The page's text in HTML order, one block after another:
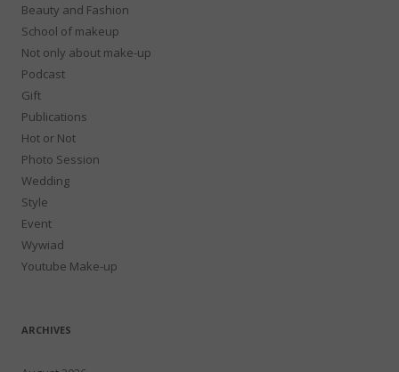
Beauty and Fashion
School of makeup
Not only about make-up
Podcast
Gift
Publications
Hot or Not
Photo Session
Wedding
Style
Event
Wywiad
Youtube Make-up
ARCHIVES